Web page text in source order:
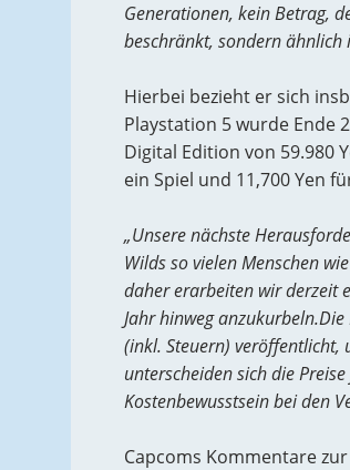
Generationen, kein Betrag,
beschränkt, sondern ähnlich
Hierbei bezieht er sich
Playstation 5 wurde Ende
Digital Edition von 59.980
ein Spiel und 11,700 Yen
„Unsere nächste
Wilds so vielen Menschen
daher erarbeiten wir derzeit
Jahr hinweg
(inkl. Steuern) veröffentlicht,
unterscheiden sich die
Kostenbewusstsein bei den
Capcoms Kommentare